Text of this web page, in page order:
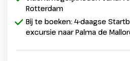
Rotterdam
Bij te boeken: 4-daagse
excursie naar Palma de